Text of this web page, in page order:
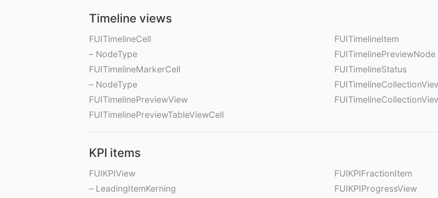
Timeline views
FUITimelineCell
– NodeType
FUITimelineMarkerCell
– NodeType
FUITimelinePreviewView
FUITimelinePreviewTableViewCell
FUITimelineItem
FUITimelinePreviewNode
FUITimelineStatus
KPI items
FUIKPIView
– LeadingItemKerning
FUIKPIFractionItem
FUIKPIProgressView